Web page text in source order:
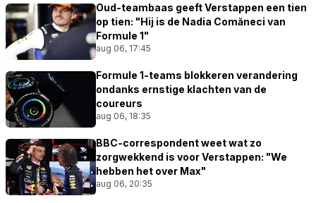
Oud-teambaas geeft Verstappen een tien
op tien: "Hij is de Nadia Comăneci van
Formule 1"
aug 06, 17:45
Formule 1-teams blokkeren verandering
ondanks ernstige klachten van de
coureurs
aug 06, 18:35
BBC-correspondent weet wat zo
zorgwekkend is voor Verstappen: "We
hebben het over Max"
aug 06, 20:35